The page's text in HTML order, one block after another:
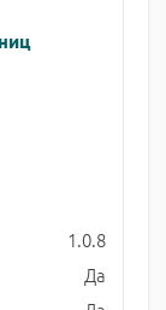
1.0.8
Да